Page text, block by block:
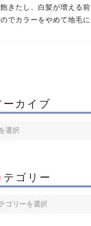
飽きたし、白髪が増える
のでカラーをやめて地毛
アーカイブ
カテゴリー